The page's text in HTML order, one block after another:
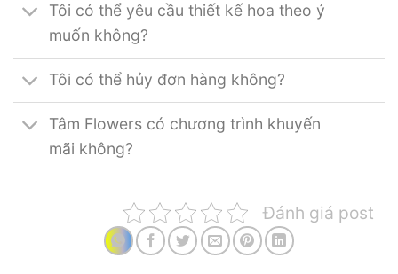
Tôi có thể yêu cầu thiết kế hoa theo ý
muốn không?
Tôi có thể hủy đơn hàng không?
Tâm Flowers có chương trình khuyến
mãi không?
Đánh giá post